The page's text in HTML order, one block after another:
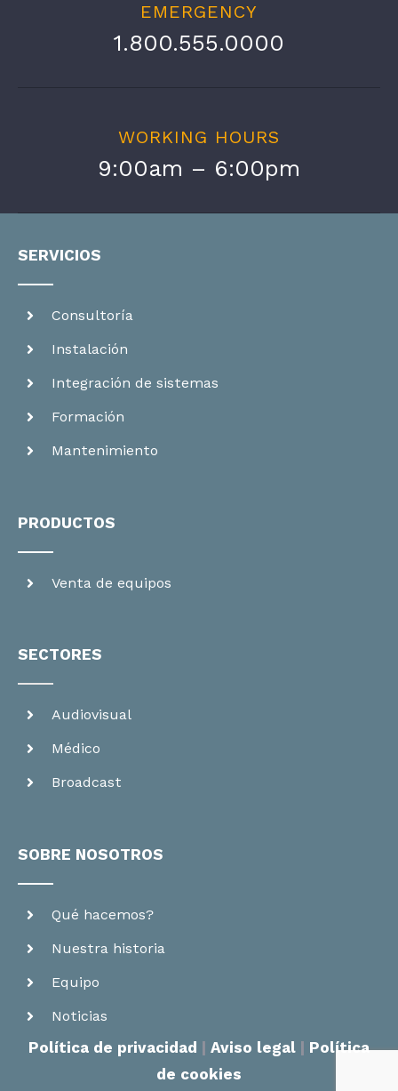
EMERGENCY
1.800.555.0000
WORKING HOURS
9:00am – 6:00pm
SERVICIOS
Consultoría
Instalación
Integración de sistemas
Formación
Mantenimiento
PRODUCTOS
Venta de equipos
SECTORES
Audiovisual
Médico
Broadcast
SOBRE NOSOTROS
Qué hacemos?
Nuestra historia
Equipo
Noticias
Política de privacidad Aviso legal
Política
de cookies